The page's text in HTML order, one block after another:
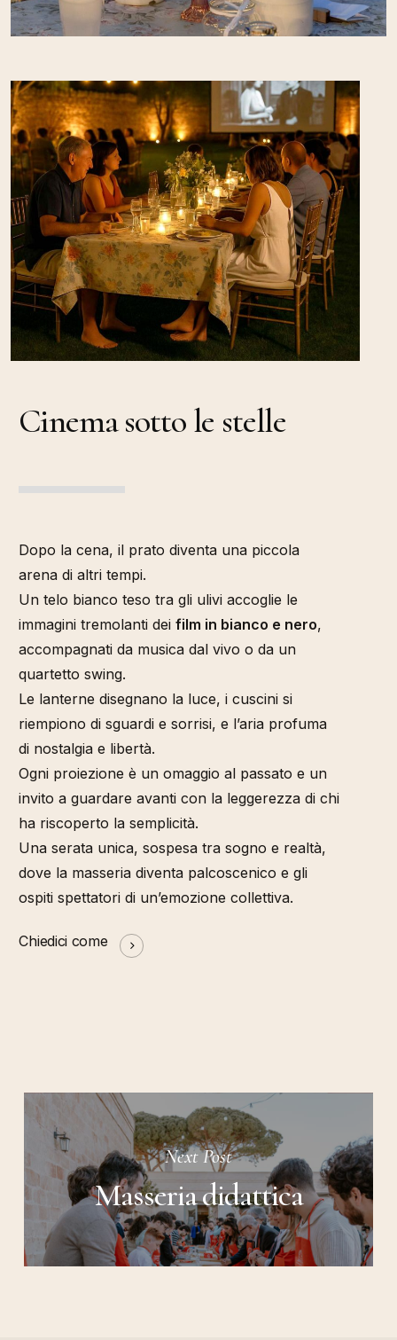
Cinema sotto le stelle
Dopo la cena, il prato diventa una piccola
arena di altri tempi.
Un telo bianco teso tra gli ulivi accoglie le
immagini tremolanti deifilm in bianco e nero,
accompagnati da musica dal vivo o da un
quartetto swing.
Le lanterne disegnano la luce, i cuscini si
riempiono di sguardi e sorrisi, e l’aria profuma
di nostalgia e libertà.
Ogni proiezione è un omaggio al passato e un
invito a guardare avanti con la leggerezza di chi
ha riscoperto la semplicità.
Una serata unica, sospesa tra sogno e realtà,
dove la masseria diventa palcoscenico e gli
ospiti spettatori di un’emozione collettiva.
Chiedici come
Next Post
Masseria didattica